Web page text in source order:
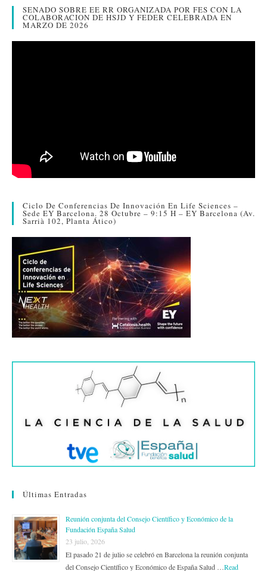
r
SENADO SOBRE EE RR ORGANIZADA POR FES CON LA
COLABORACION DE HSJD Y FEDER CELEBRADA EN
MARZO DE 2026
Ciclo De Conferencias De Innovación En Life Sciences –
Sede EY Barcelona. 28 Octubre – 9:15 H – EY Barcelona (Av.
Sarrià 102, Planta Ático)
Últimas Entradas
Reunión conjunta del Consejo Científico y Económico de la
Fundación España Salud
23 julio, 2026
El pasado 21 de julio se celebró en Barcelona la reunión conjunta
del Consejo Científico y Económico de España Salud …Read